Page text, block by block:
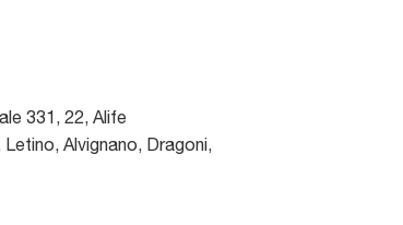
331, 22, Alife
Alvignano, Dragoni,